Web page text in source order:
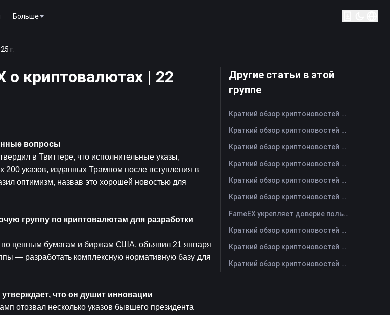
Больше
г.
о криптовалютах | 22
вопросы
в Твиттере, что исполнительные указы,
указов, изданных Трампом после вступления в
оптимизм, назвав это хорошей новостью для
группу по криптовалютам для разработки
по ценным бумагам и биржам США, объявил 21 января
— разработать комплексную нормативную базу для
что он душит инновации
отозвал несколько указов бывшего президента
Другие статьи в этой
группе
Краткий обзор криптоновостей FameEX за сегодня | 5 августа 2026 г
Краткий обзор криптоновостей FameEX за сегодня | 4 августа 2026 г
Краткий обзор криптоновостей FameEX за сегодня | 3 августа 2026 г
Краткий обзор криптоновостей FameEX за сегодня | 31 июля 2026 г
Краткий обзор криптоновостей FameEX за сегодня | 30 июля 2026 г
Краткий обзор криптоновостей FameEX за сегодня | 29 июля 2026 г
FameEX укрепляет доверие пользователей благодаря восьми годам стабильной работы и глобальному росту
Краткий обзор криптоновостей FameEX за сегодня | 28 июля 2026 г
Краткий обзор криптоновостей FameEX за сегодня | 27 июля 2026 г
Краткий обзор криптоновостей FameEX за сегодня | 24 июля 2026 г